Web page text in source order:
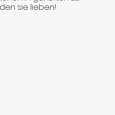
sie lieben!